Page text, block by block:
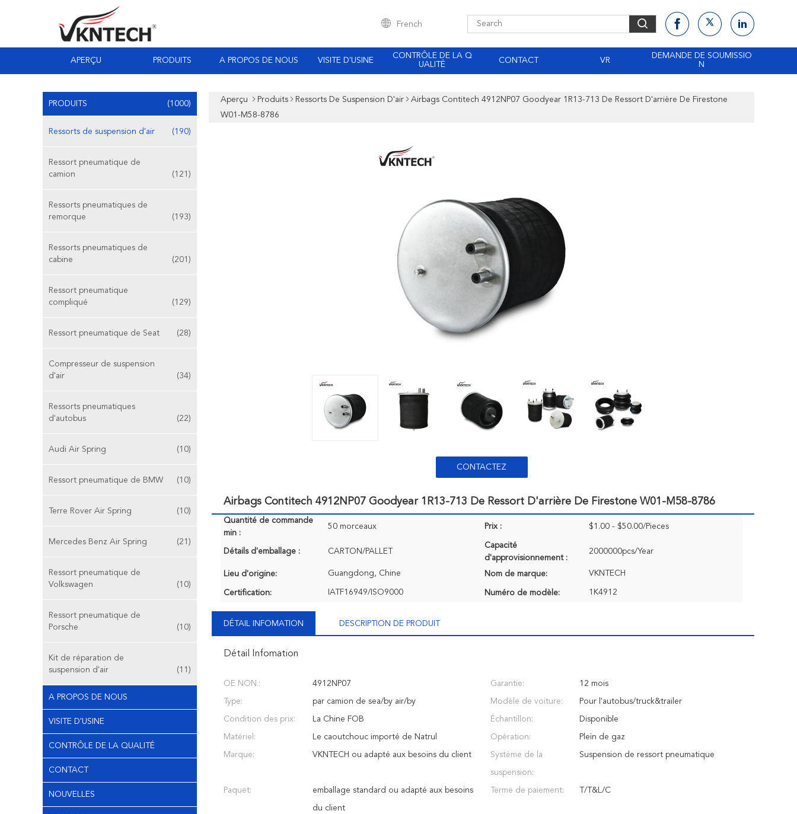
French
APERÇU PRODUITS A PROPOS DE NOUS VISITE D'USINE
CONTRÔLE DE LA Q
UALITÉ
CONTACT VR
DEMANDE DE SOUMISSIO
N
PRODUITS (1000)
Ressorts de suspension d'air (190)
Ressort pneumatique de
camion
(121)
Ressorts pneumatiques de
remorque
(193)
Ressorts pneumatiques de
cabine
(201)
Ressort pneumatique
compliqué
(129)
Ressort pneumatique de Seat (28)
Compresseur de suspension
d'air
(34)
Ressorts pneumatiques
d'autobus
(22)
Audi Air Spring (10)
Ressort pneumatique de BMW (10)
Terre Rover Air Spring (10)
Mercedes Benz Air Spring (21)
Ressort pneumatique de
Volkswagen
(10)
Ressort pneumatique de
Porsche
(10)
Kit de réparation de
suspension d'air
(11)
A PROPOS DE NOUS
VISITE D'USINE
CONTRÔLE DE LA QUALITÉ
CONTACT
NOUVELLES
Aperçu Produits Ressorts De Suspension D'air
Airbags Contitech 4912NP07 Goodyear 1R13-713 De Ressort D'arrière De Firestone
W01-M58-8786
CONTACTEZ
Airbags Contitech 4912NP07 Goodyear 1R13-713 De Ressort D'arrière De Firestone W01-M58-8786
Quantité de commande
min :
50 morceaux Prix : $1.00 - $50.00/Pieces
Détails d'emballage : CARTON/PALLET
Capacité
d'approvisionnement :
2000000pcs/Year
Lieu d'origine: Guangdong, Chine Nom de marque: VKNTECH
Certification: IATF16949/ISO9000 Numéro de modèle: 1K4912
DÉTAIL INFOMATION DESCRIPTION DE PRODUIT
Détail Infomation
OE NON.: 4912NP07 Garantie: 12 mois
Type: par camion de sea/by air/by Modèle de voiture: Pour l'autobus/truck&trailer
Condition des prix: La Chine FOB Échantillon: Disponible
Matériel: Le caoutchouc importé de Natrul Opération: Plein de gaz
Marque: VKNTECH ou adapté aux besoins du client Système de la
suspension:
Suspension de ressort pneumatique
Paquet: emballage standard ou adapté aux besoins
du client
Terme de paiement: T/T&L/C